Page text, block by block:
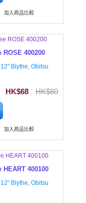
加入商品比較
400200
Blythe, Obitsu
HK$68 HK$80
加入商品比較
400100
Blythe, Obitsu